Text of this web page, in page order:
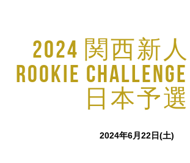
2024 関西新
ROOKIE
日本予選
2024年6月22日(土)